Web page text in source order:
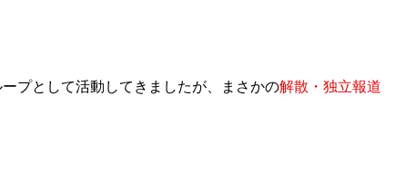
プとして活動してきましたが、まさかの解散・独立報道